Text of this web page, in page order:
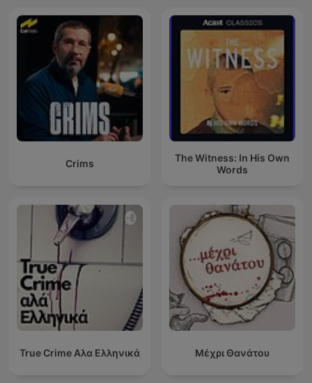
Crims
The Witness: In His Own
Words
True Crime Αλα Ελληνικά Μέχρι Θανάτου